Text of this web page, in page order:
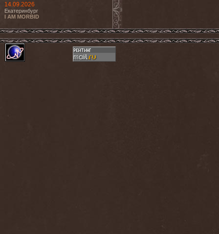
14.09.2026
Екатеринбург
I AM MORBID